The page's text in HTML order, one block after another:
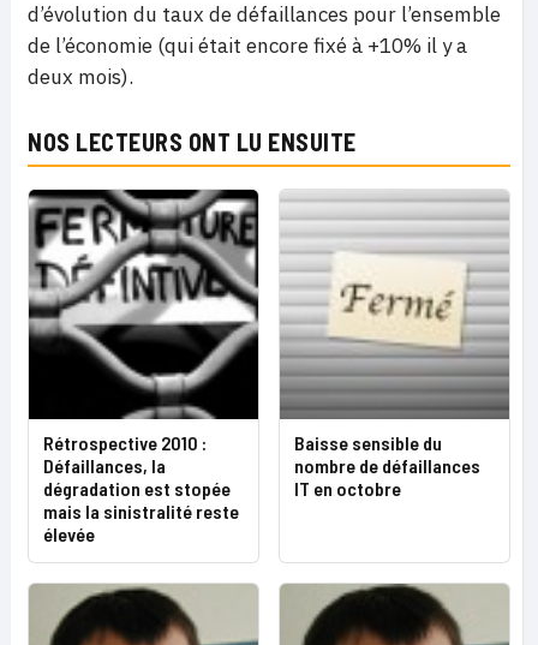
d’évolution du taux de défaillances pour l’ensemble
de l’économie (qui était encore fixé à +10% il y a
deux mois).
NOS LECTEURS ONT LU ENSUITE
Rétrospective 2010 :
Défaillances, la
dégradation est stopée
mais la sinistralité reste
élevée
Baisse sensible du
nombre de défaillances
IT en octobre